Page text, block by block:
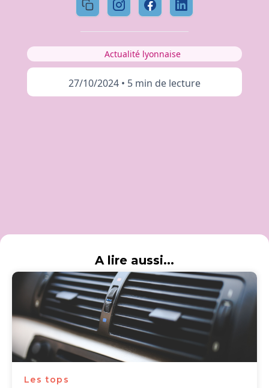
Actualité lyonnaise
27/10/2024 • 5 min de lecture
A lire aussi...
Les tops